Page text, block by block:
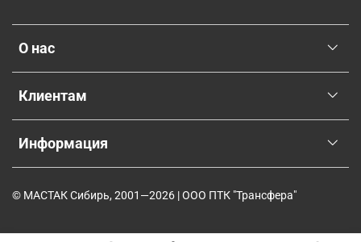
О нас
Клиентам
Информация
© МАСТАК Сибирь, 2001—2026 | ООО ПТК "Трансфера"